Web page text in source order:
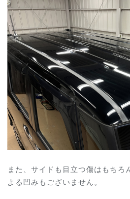
また、サイドも目立つ傷はもちろ
よる凹みもございません。